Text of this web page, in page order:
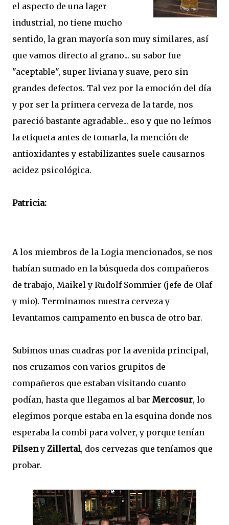
el aspecto de una lager
industrial, no tiene mucho
sentido, la gran mayoría son muy similares, así
que vamos directo al grano... su sabor fue
"aceptable", super liviana y suave, pero sin
grandes defectos. Tal vez por la emoción del día
y por ser la primera cerveza de la tarde, nos
pareció bastante agradable... eso y que no leímos
la etiqueta antes de tomarla, la mención de
antioxidantes y estabilizantes suele causarnos
acidez psicológica.
Patricia:
A los miembros de la Logia mencionados, se nos
habían sumado en la búsqueda dos compañeros
de trabajo, Maikel y Rudolf Sommier (jefe de Olaf
y mio). Terminamos nuestra cerveza y
levantamos campamento en busca de otro bar.
Subimos unas cuadras por la avenida principal,
nos cruzamos con varios grupitos de
compañeros que estaban visitando cuanto
podían, hasta que llegamos al bar Mercosur, lo
elegimos porque estaba en la esquina donde nos
esperaba la combi para volver, y porque tenían
Pilseny Zillertal, dos cervezas que teníamos que
probar.